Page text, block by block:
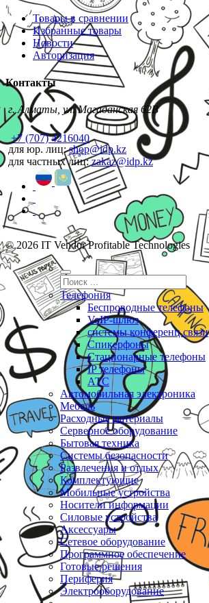
Товары в сравнении
Избранные товары
Новости
Авторизация
Контакты
г. Алматы, ул. Магаданская 62В
+7 (707) 4216040
для юр. лиц:shop@idp.kz
для частных лиц:zakaz@idp.kz
© 2026 IT Vendor Profitable Technologies
Телефония
Беспроводные телефоны
VoIP-шлюз
системы конференц связи
Спикерфоны
Стационарные телефоны
IP телефоны
АТС
Автомобильная электроника
Мебель
Расходные материалы
Серверное оборудование
Бытовая техника
Системы безопасности
Развлечения и отдых
Комплектующие
Мобильные устройства
Носители информации
Силовые устройства
Аксессуары
Сетевое оборудование
Программное обеспечение
Готовые решения
Периферия
Электрооборудование